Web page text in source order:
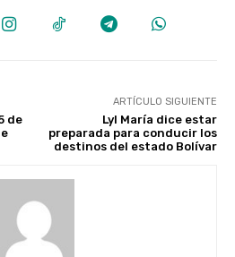
de
ARTÍCULO SIGUIENTE
Lyl María dice estar
preparada para conducir los
destinos del estado Bolívar